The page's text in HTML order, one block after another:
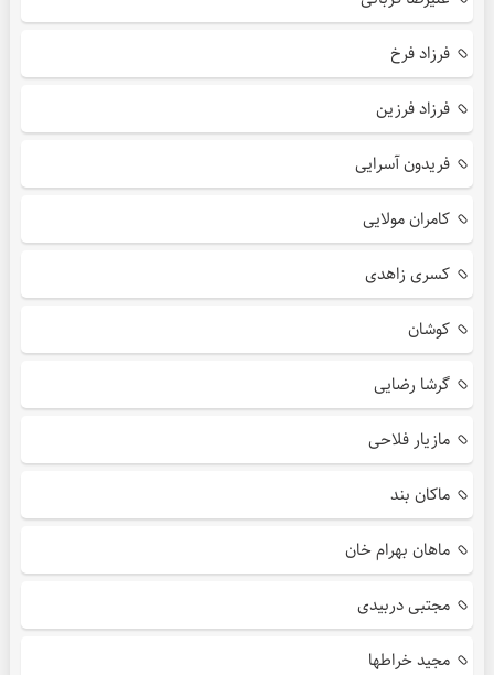
فرزاد فرخ
فرزاد فرزین
فریدون آسرایی
کامران مولایی
کسری زاهدی
کوشان
گرشا رضایی
مازیار فلاحی
ماکان بند
ماهان بهرام خان
مجتبی دربیدی
مجید خراطها